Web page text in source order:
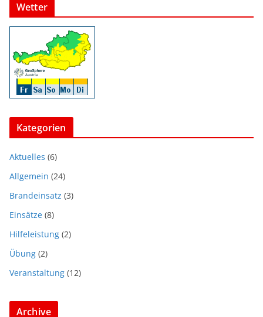
Wetter
Kategorien
Aktuelles (6)
Allgemein (24)
Brandeinsatz (3)
Einsätze (8)
Hilfeleistung (2)
Übung (2)
Veranstaltung (12)
Archive